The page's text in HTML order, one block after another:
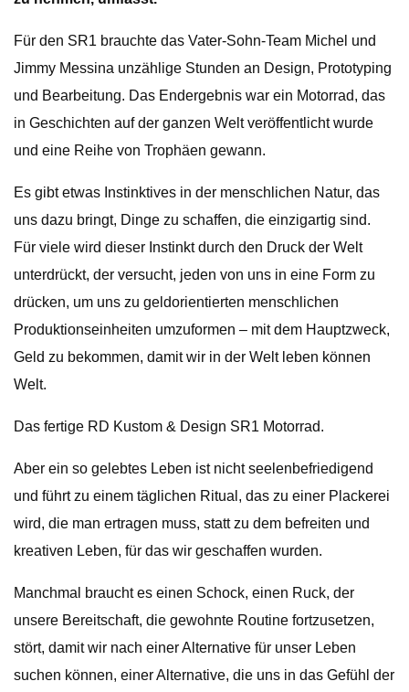
Für den SR1 brauchte das Vater-Sohn-Team Michel und
Jimmy Messina unzählige Stunden an Design, Prototyping
und Bearbeitung. Das Endergebnis war ein Motorrad, das
in Geschichten auf der ganzen Welt veröffentlicht wurde
und eine Reihe von Trophäen gewann.
Es gibt etwas Instinktives in der menschlichen Natur, das
uns dazu bringt, Dinge zu schaffen, die einzigartig sind.
Für viele wird dieser Instinkt durch den Druck der Welt
unterdrückt, der versucht, jeden von uns in eine Form zu
drücken, um uns zu geldorientierten menschlichen
Produktionseinheiten umzuformen – mit dem Hauptzweck,
Geld zu bekommen, damit wir in der Welt leben können
Welt.
Das fertige RD Kustom & Design SR1 Motorrad.
Aber ein so gelebtes Leben ist nicht seelenbefriedigend
und führt zu einem täglichen Ritual, das zu einer Plackerei
wird, die man ertragen muss, statt zu dem befreiten und
kreativen Leben, für das wir geschaffen wurden.
Manchmal braucht es einen Schock, einen Ruck, der
unsere Bereitschaft, die gewohnte Routine fortzusetzen,
stört, damit wir nach einer Alternative für unser Leben
suchen können, einer Alternative, die uns in das Gefühl der